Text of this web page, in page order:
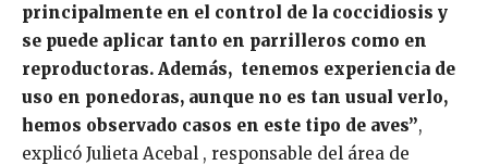
principalmente en el control de la coccidiosis y
se puede aplicar tanto en parrilleros como en
reproductoras. Además, tenemos experiencia de
uso en ponedoras, aunque no es tan usual verlo,
hemos observado casos en este tipo de aves”,
explicó Julieta Acebal , responsable del área de